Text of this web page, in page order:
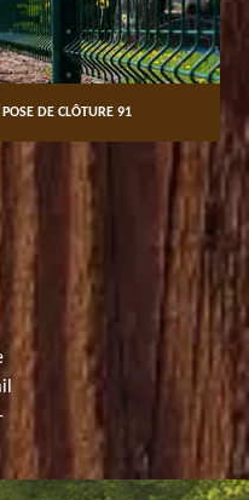
POSE DE CLÔTURE 91